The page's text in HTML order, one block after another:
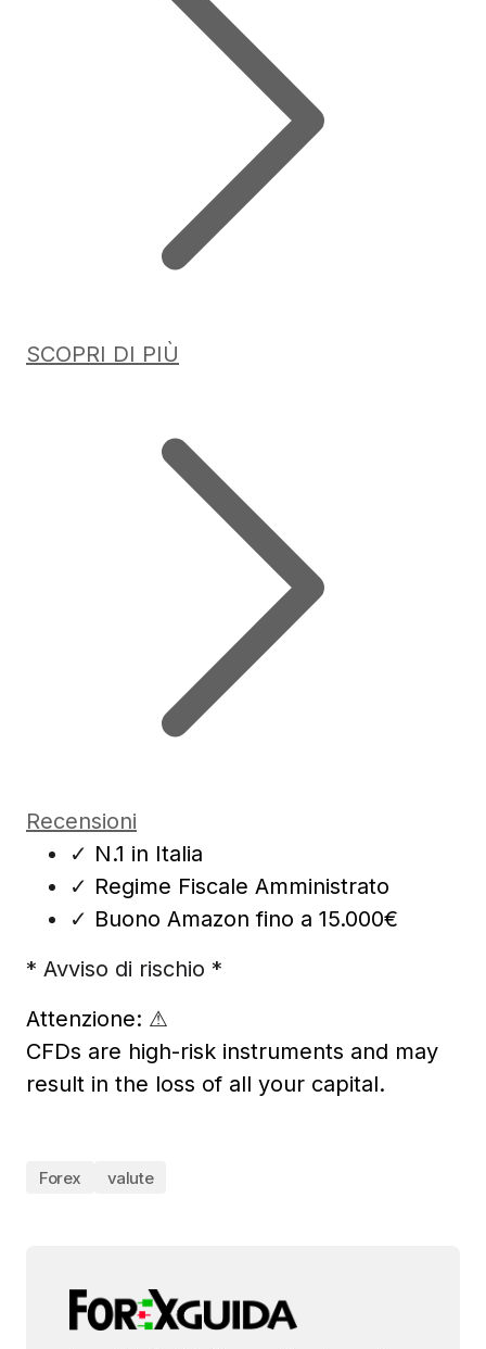
SCOPRI DI PIÙ
Recensioni
✓ N.1 in Italia
✓ Regime Fiscale Amministrato
✓ Buono Amazon fino a 15.000€
* Avviso di rischio *
Attenzione: ⚠
CFDs are high-risk instruments and may
result in the loss of all your capital.
Forex valute